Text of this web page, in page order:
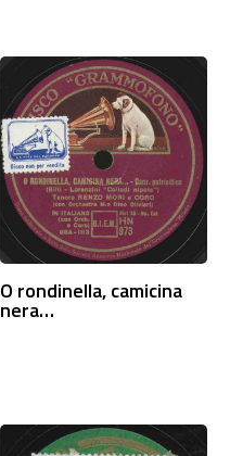
O rondinella, camicina
nera…